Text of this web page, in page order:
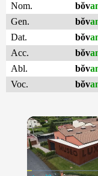
Nom.
bŏv
Gen.
bŏv
Dat.
bŏv
Acc.
bŏv
Abl.
bŏv
Voc.
bŏv